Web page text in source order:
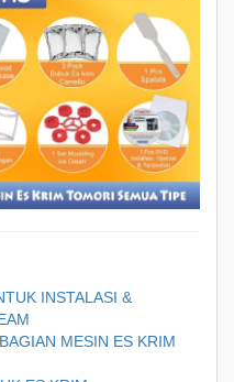
INSTALASI &
MESIN ES KRIM